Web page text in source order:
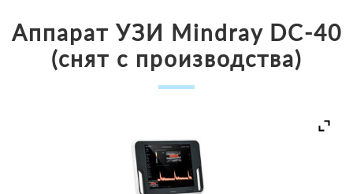
Аппарат УЗИ Mindray DC-40
(снят с производства)